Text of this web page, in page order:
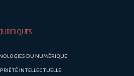
du numérique
intellectuelle